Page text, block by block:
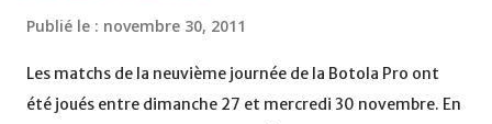
Publié le : novembre 30, 2011
Les matchs de la neuvième journée de la Botola Pro ont
été joués entre dimanche 27 et mercredi 30 novembre. En